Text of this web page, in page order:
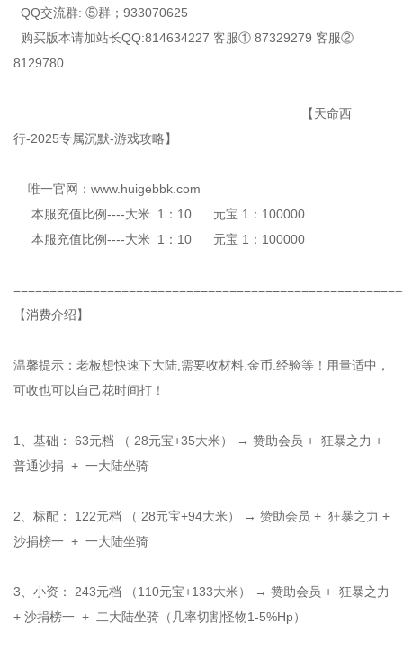
QQ交流群: ⑤群；933070625
购买版本请加站长QQ:814634227 客服① 87329279 客服②
8129780
【天命西
行-2025专属沉默-游戏攻略】
唯一官网：www.huigebbk.com
本服充值比例----大米 1：10 元宝 1：100000
本服充值比例----大米 1：10 元宝 1：100000
【消费介绍】
温馨提示：老板想快速下大陆,需要收材料.金币.经验等！用量适中，
可收也可以自己花时间打！
1、基础： 63元档 （ 28元宝+35大米） → 赞助会员 + 狂暴之力 +
普通沙捐 + 一大陆坐骑
2、标配： 122元档 （ 28元宝+94大米） → 赞助会员 + 狂暴之力 +
沙捐榜一 + 一大陆坐骑
3、小资： 243元档 （110元宝+133大米） → 赞助会员 + 狂暴之力
+ 沙捐榜一 + 二大陆坐骑（几率切割怪物1-5%Hp）